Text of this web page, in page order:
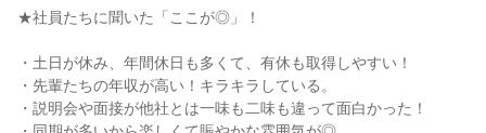
★社員たちに聞いた「ここが◎」！
・土日が休み、年間休日も多くて、有休も取得しやすい！
・先輩たちの年収が高い！キラキラしている。
・説明会や面接が他社とは一味も二味も違って面白かった！